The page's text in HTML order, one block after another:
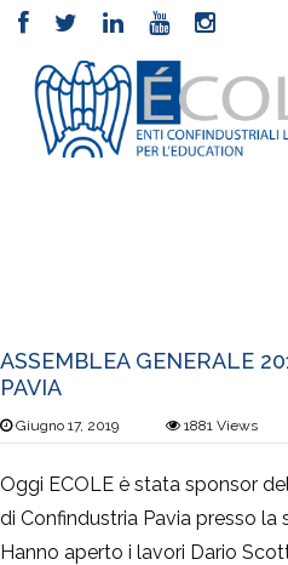
ASSEMBLEA GENERALE
PAVIA
Giugno 17, 2019 1881 Views
Oggi ECOLE è stata sponsor
di Confindustria Pavia presso la
Hanno aperto i lavori Dario